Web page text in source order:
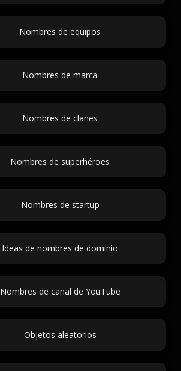
Nombres de equipos
Nombres de marca
Nombres de clanes
Nombres de superhéroes
Nombres de startup
Ideas de nombres de dominio
Nombres de canal de YouTube
Objetos aleatorios